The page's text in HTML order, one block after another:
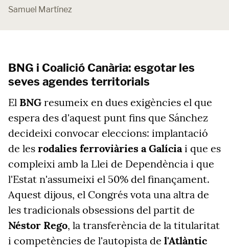
Samuel Martínez
BNG i Coalició Canària: esgotar les
seves agendes territorials
El BNG resumeix en dues exigències el que
espera des d'aquest punt fins que Sánchez
decideixi convocar eleccions: implantació
de les rodalies ferroviàries a Galíciai que es
compleixi amb la Llei de Dependència i que
l'Estat n'assumeixi el 50% del finançament.
Aquest dijous, el Congrés vota una altra de
les tradicionals obsessions del partit de
Néstor Rego, la transferència de la titularitat
i competències de l'autopista de l'Atlàntic